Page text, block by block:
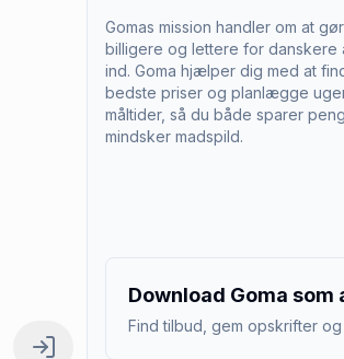
Gomas mission handler om at
billigere og lettere for danskere
ind. Goma hjælper dig med at
bedste priser og planlægge
måltider, så du både sparer
mindsker madspild.
Download Goma som
Find tilbud, gem opskrifter